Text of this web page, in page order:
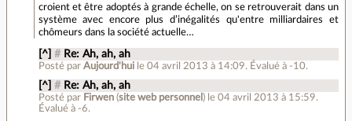
croient et être adoptés à grande échelle, on se retrouverait dans un
système avec encore plus d’inégalités qu'entre milliardaires et
chômeurs dans la société actuelle…
[^] # Re: Ah, ah, ah
Posté par Aujourd'hui le 04 avril 2013 à 14:09.Évalué à -10.
[^] # Re: Ah, ah, ah
Posté par Firwen(site web personnel ) le 04 avril 2013 à 15:59.
Évalué à -6.